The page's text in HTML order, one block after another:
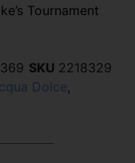
Tournament
SKU 2218329
Dolce,